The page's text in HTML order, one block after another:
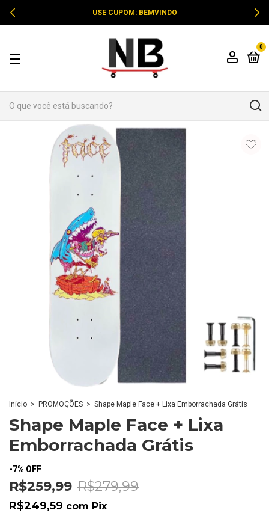
USE CUPOM: BEMVINDO
0
Início > PROMOÇÕES > Shape Maple Face + Lixa Emborrachada Grátis
Shape Maple Face + Lixa
Emborrachada Grátis
-7% OFF
R$259,99 R$279,99
R$249,59 com Pix